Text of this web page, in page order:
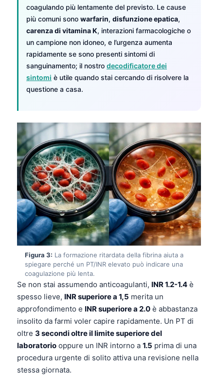
coagulando più lentamente del previsto. Le cause
più comuni sono warfarin, disfunzione epatica,
carenza di vitamina K, interazioni farmacologiche o
un campione non idoneo, e l’urgenza aumenta
rapidamente se sono presenti sintomi di
sanguinamento; il nostro decodificatore dei
sintomi è utile quando stai cercando di risolvere la
questione a casa.
Figura 3: La formazione ritardata della fibrina aiuta a
spiegare perché un PT/INR elevato può indicare una
coagulazione più lenta.
Se non stai assumendo anticoagulanti, INR 1.2-1.4 è
spesso lieve, INR superiore a 1,5 merita un
approfondimento e INR superiore a 2.0 è abbastanza
insolito da farmi voler capire rapidamente. Un PT di
oltre 3 secondi oltre il limite superiore del
laboratorio oppure un INR intorno a 1.5 prima di una
procedura urgente di solito attiva una revisione nella
stessa giornata.